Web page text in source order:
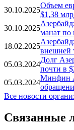
30.10.2025
Объем
$1,38
30.10.2025
манат по
18.02.2025
внешней
05.03.2024
Долг
почти в
05.03.2024
Минфин
Все новости
Связанные